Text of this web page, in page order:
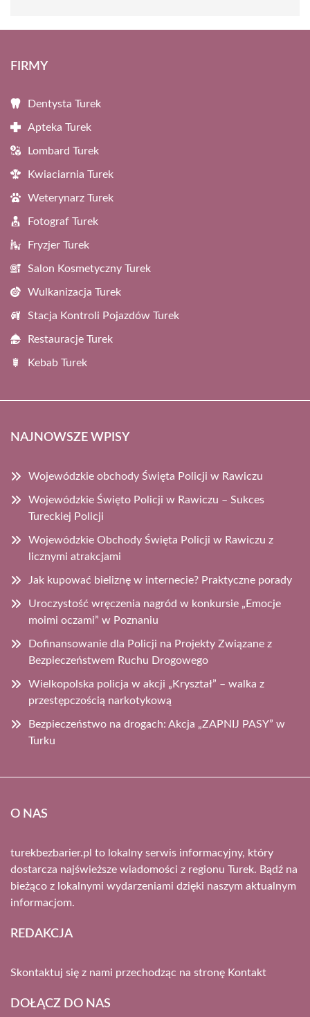
FIRMY
Dentysta Turek
Apteka Turek
Lombard Turek
Kwiaciarnia Turek
Weterynarz Turek
Fotograf Turek
Fryzjer Turek
Salon Kosmetyczny Turek
Wulkanizacja Turek
Stacja Kontroli Pojazdów Turek
Restauracje Turek
Kebab Turek
NAJNOWSZE WPISY
Wojewódzkie obchody Święta Policji w Rawiczu
Wojewódzkie Święto Policji w Rawiczu – Sukces
Tureckiej Policji
Wojewódzkie Obchody Święta Policji w Rawiczu z
licznymi atrakcjami
Jak kupować bieliznę w internecie? Praktyczne porady
Uroczystość wręczenia nagród w konkursie „Emocje
moimi oczami” w Poznaniu
Dofinansowanie dla Policji na Projekty Związane z
Bezpieczeństwem Ruchu Drogowego
Wielkopolska policja w akcji „Kryształ” – walka z
przestępczością narkotykową
Bezpieczeństwo na drogach: Akcja „ZAPNIJ PASY” w
Turku
O NAS
turekbezbarier.pl to lokalny serwis informacyjny, który
dostarcza najświeższe wiadomości z regionu Turek. Bądź na
bieżąco z lokalnymi wydarzeniami dzięki naszym aktualnym
informacjom.
REDAKCJA
Skontaktuj się z nami przechodząc na stronę Kontakt
DOŁĄCZ DO NAS